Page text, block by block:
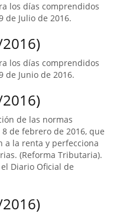
los días comprendidos
de Julio de 2016.
los días comprendidos
de Junio de 2016.
de las normas
de febrero de 2016, que
la renta y perfecciona
(Reforma Tributaria).
Diario Oficial de